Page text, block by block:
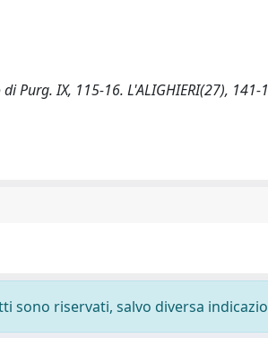
Purg. IX, 115-16. L'ALIGHIERI(27), 141-
sono riservati, salvo diversa